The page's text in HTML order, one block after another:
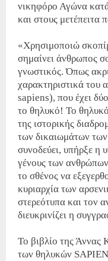
νικηφόρο Αγώνα
και στους μετέπειτα
«Χρησιμοποιώ
σημαίνει άνθρωπος
γνωστικός. Όπως
χαρακτηριστικά του
sapiens), που έχει
το θηλυκό! Το
της ιστορικής
των δικαιωμάτων
συνοδεύει, υπήρξε η
γένους των
το σθένος να
κυριαρχία των
στερεότυπα και τον
διευκρινίζει η
Το βιβλίο της Άννας
των θηλυκών